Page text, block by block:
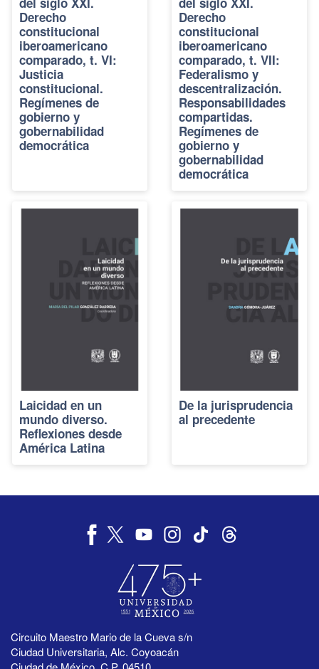
Derecho
constitucional
iberoamericano
comparado, t. VI:
Justicia
constitucional.
Regímenes de
gobierno y
gobernabilidad
democrática
Derecho
constitucional
iberoamericano
comparado, t. VII:
Federalismo y
descentralización.
Responsabilidades
compartidas.
Regímenes de
gobierno y
gobernabilidad
democrática
Laicidad en un
mundo diverso.
Reflexiones desde
América Latina
De la jurisprudencia
al precedente
Circuito Maestro Mario de la Cueva s/n
Ciudad Universitaria, Alc. Coyoacán